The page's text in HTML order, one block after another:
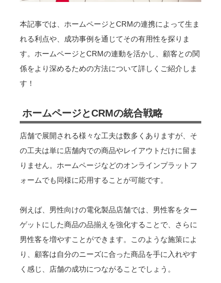
本記事では、ホームページとCRMの連携によって生ま
れる利点や、成功事例を通じてその有用性を探りま
す。ホームページとCRMの連動を活かし、顧客との関
係をより深めるための方法について詳しくご紹介しま
す！
ホームページとCRMの統合戦略
店舗で展開される様々な工夫は数多くありますが、そ
の工夫は単に店舗内での商品やレイアウトだけに留ま
りません。ホームページなどのオンラインプラットフ
ォームでも同様に応用することが可能です。
例えば、男性向けの電化製品店舗では、男性客をター
ゲットにした商品の品揃えを強化することで、さらに
男性客を増やすことができます。このような施策によ
り、顧客は自分のニーズに合った商品を手に入れやす
く感じ、店舗の成功につながることでしょう。